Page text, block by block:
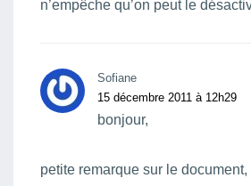
n’empêche qu’on peut le
Sofiane
15 décembre 2011 à 12h29
bonjour,
petite remarque sur le document,